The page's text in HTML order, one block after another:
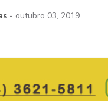
- outubro 03, 2019